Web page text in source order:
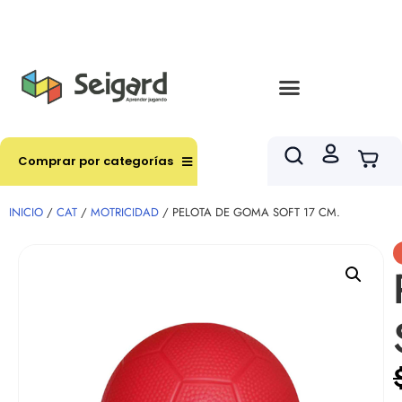
Comprar por categorías
INICIO / CAT / MOTRICIDAD / PELOTA DE GOMA SOFT 17 CM.